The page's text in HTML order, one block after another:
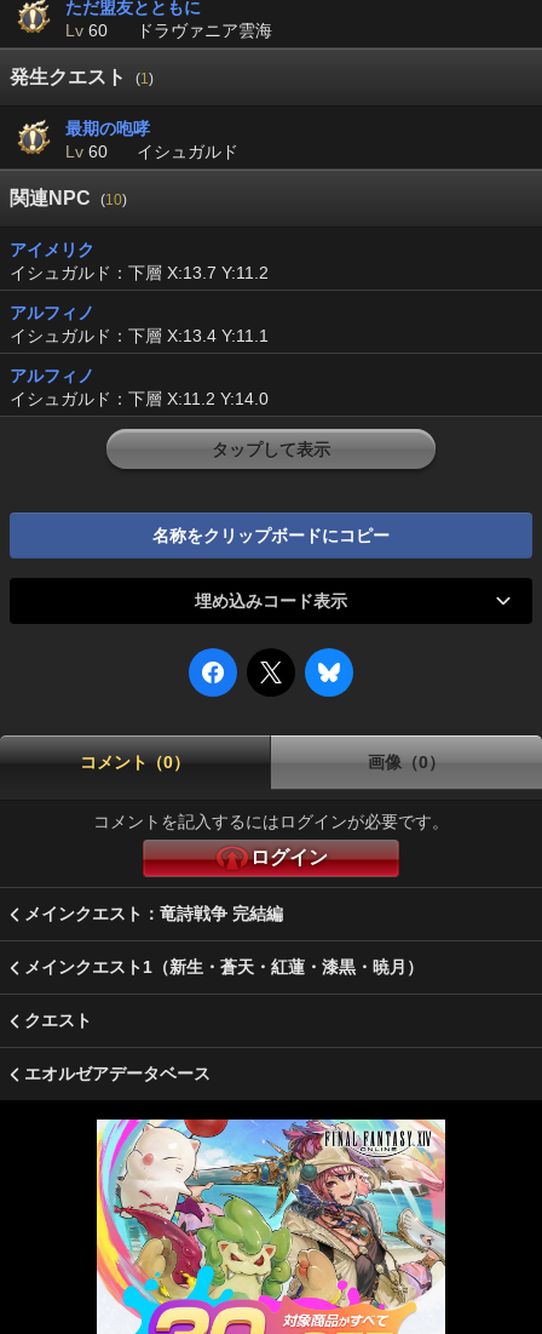
ただ盟友とともに
Lv 60 ドラヴァニア雲海
発生クエスト (1)
最期の咆哮
Lv 60 イシュガルド
関連NPC (10)
アイメリク
イシュガルド：下層 X:13.7 Y:11.2
アルフィノ
イシュガルド：下層 X:13.4 Y:11.1
アルフィノ
イシュガルド：下層 X:11.2 Y:14.0
タップして表示
名称をクリップボードにコピー
埋め込みコード表示
コメント（0） 画像（0）
コメントを記入するにはログインが必要です。
ログイン
メインクエスト：竜詩戦争 完結編
メインクエスト1（新生・蒼天・紅蓮・漆黒・暁月）
クエスト
エオルゼアデータベース